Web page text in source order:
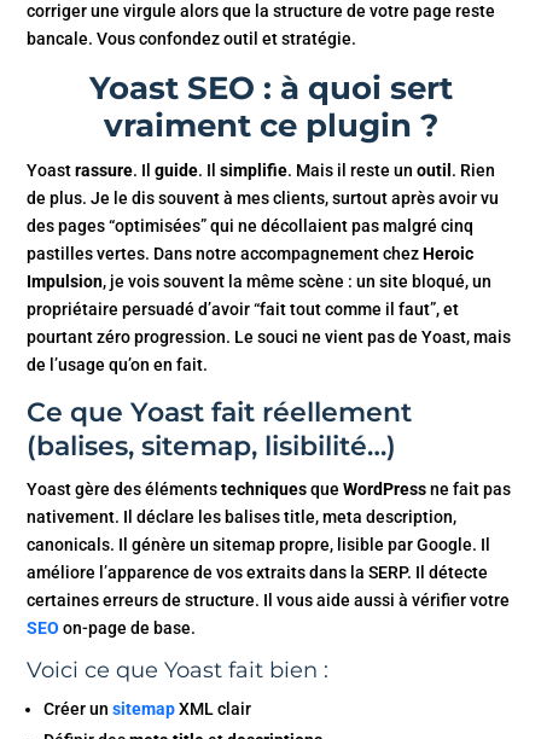
corriger une virgule alors que la structure de votre page reste
bancale. Vous confondez outil et stratégie.
Yoast SEO : à quoi sert
vraiment ce plugin ?
Yoastrassure. Ilguide. Ilsimplifie. Mais il reste unoutil . Rien
de plus. Je le dis souvent à mes clients, surtout après avoir vu
des pages “optimisées” qui ne décollaient pas malgré cinq
pastilles vertes. Dans notre accompagnement chezHeroic
Impulsion, je vois souvent la même scène : un site bloqué, un
propriétaire persuadé d’avoir “fait tout comme il faut”, et
pourtant zéro progression. Le souci ne vient pas de Yoast, mais
de l’usage qu’on en fait.
Ce que Yoast fait réellement
(balises, sitemap, lisibilité…)
Yoast gère des élémentstechniquesqueWordPressne fait pas
nativement. Il déclare les balises title, meta description,
canonicals. Il génère un sitemap propre, lisible par Google. Il
améliore l’apparence de vos extraits dans la SERP. Il détecte
certaines erreurs de structure. Il vous aide aussi à vérifier votre
SEO on-page de base.
Voici ce que Yoast fait bien :
Créer unsitemapXML clair